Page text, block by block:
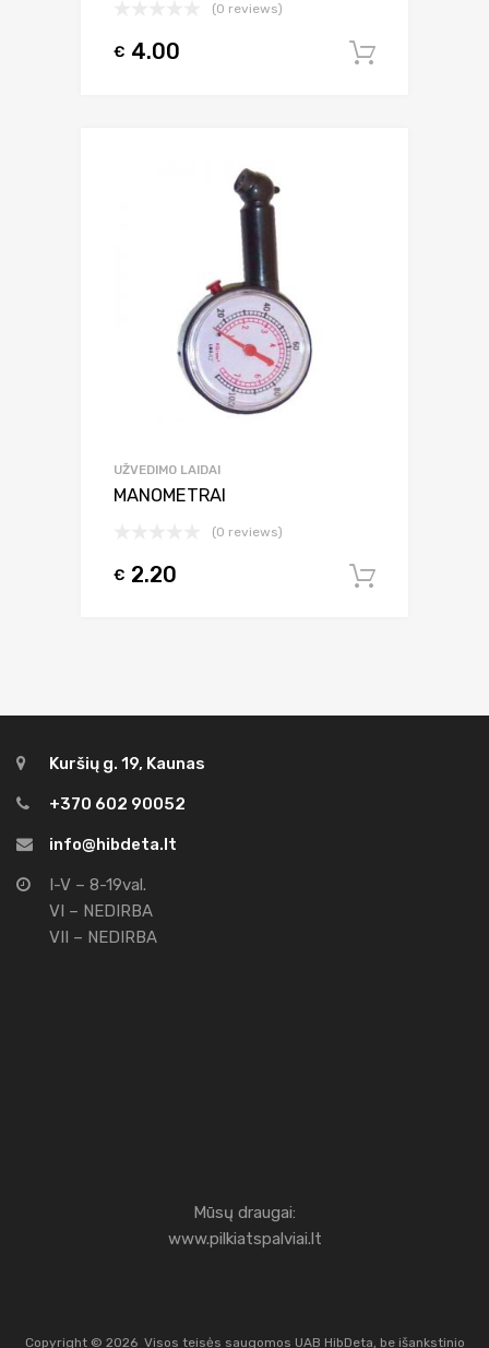
(0 reviews)
€ 4.00
UŽVEDIMO LAIDAI
MANOMETRAI
(0 reviews)
€ 2.20
Kuršių g. 19, Kaunas
+370 602 90052
info@hibdeta.lt
I-V – 8-19val.
VI – NEDIRBA
VII – NEDIRBA
Mūsų draugai:
www.pilkiatspalviai.lt
Copyright © 2026 Visos teisės saugomos UAB HibDeta, be išankstinio